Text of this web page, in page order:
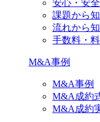
安心・安
課題から
流れから
手数料・
M&A事例
M&A事例
M&A成約
M&A成約